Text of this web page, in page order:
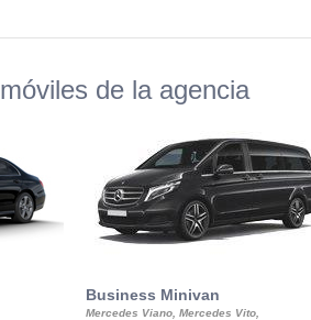
de la agencia
Business Minivan
Mercedes Viano, Mercedes Vito,